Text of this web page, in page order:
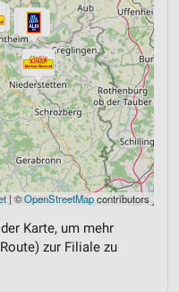
|©OpenStreetMapcontributors
Karte, um mehr
zur Filiale zu